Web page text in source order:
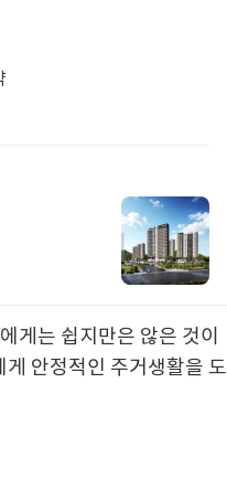
게는 쉽지만은 않은 것이
안정적인 주거생활을 도